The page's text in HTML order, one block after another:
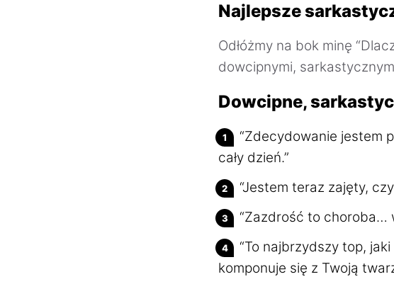
Najlepsze
Odłóżmy na bok minę
dowcipnymi,
Dowcipne,
“Zdecydowanie jestem
cały dzień.”
“Jestem teraz zajęty,
“Zazdrość to choroba…
“To najbrzydszy top,
komponuje się z Twoją